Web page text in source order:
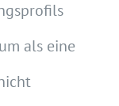
als eine